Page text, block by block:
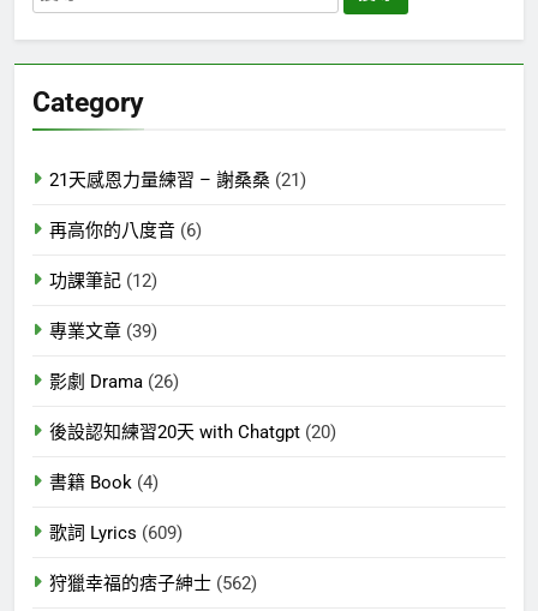
尋
字:
Category
21天感恩力量練習 – 謝桑桑 (21)
再高你的八度音 (6)
功課筆記 (12)
專業文章 (39)
影劇 Drama (26)
後設認知練習20天 with Chatgpt (20)
書籍 Book (4)
歌詞 Lyrics (609)
狩獵幸福的痞子紳士 (562)